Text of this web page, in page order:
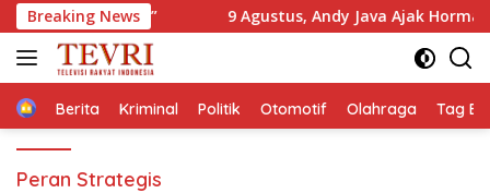
Langsung
ke
konten
Breaking News9 Agustus, Andy Java Ajak Hormati Kearifan
HomeBerita Kriminal Politik Otomotif Olahraga Tag
Peran Strategis